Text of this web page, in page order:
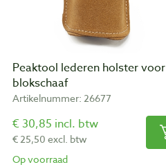
Peaktool lederen holster voor
blokschaaf
Artikelnummer: 26677
€ 30,85 incl. btw
€ 25,50 excl. btw
Op voorraad